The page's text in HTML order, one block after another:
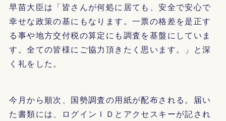
早苗大臣は「皆さんが何処に居ても、安全で安心で
幸せな政策の基にもなります。一票の格差を是正す
る事や地方交付税の算定にも調査を基盤にしていま
す。全ての皆様にご協力頂きたく思います。」と深
く礼をした。
今月から順次、国勢調査の用紙が配布される。届い
た書類には、ログインＩＤとアクセスキーが記され